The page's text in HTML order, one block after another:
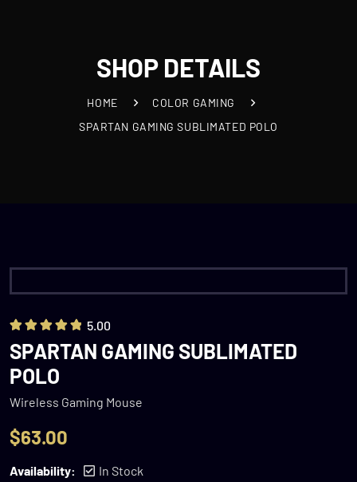
SHOP DETAILS
HOME
COLOR GAMING
SPARTAN GAMING SUBLIMATED POLO
Rated5.00out
of 5
5.00
SPARTAN GAMING SUBLIMATED
POLO
Wireless Gaming Mouse
$63.00
Availability: In Stock